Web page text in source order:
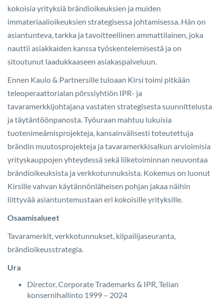
kokoisia yrityksiä brändioikeuksien ja muiden
immateriaalioikeuksien strategisessa johtamisessa. Hän on
asiantunteva, tarkka ja tavoitteellinen ammattilainen, joka
nauttii asiakkaiden kanssa työskentelemisestä ja on
sitoutunut laadukkaaseen asiakaspalveluun.
Ennen Kaulo & Partnersille tuloaan Kirsi toimi pitkään
teleoperaattorialan pörssiyhtiön IPR- ja
tavaramerkkijohtajana vastaten strategisesta suunnittelusta
ja täytäntöönpanosta. Työuraan mahtuu lukuisia
tuotenimeämisprojekteja, kansainvälisesti toteutettuja
brändin muutosprojekteja ja tavaramerkkisalkun arvioimisia
yrityskauppojen yhteydessä sekä liiketoiminnan neuvontaa
brändioikeuksista ja verkkotunnuksista. Kokemus on luonut
Kirsille vahvan käytännönläheisen pohjan jakaa näihin
liittyvää asiantuntemustaan eri kokoisille yrityksille.
Osaamisalueet
Tavaramerkit, verkkotunnukset, kilpailijaseuranta,
brändioikeusstrategia.
Ura
Director, Corporate Trademarks & IPR, Telian
konsernihallinto 1999 – 2024